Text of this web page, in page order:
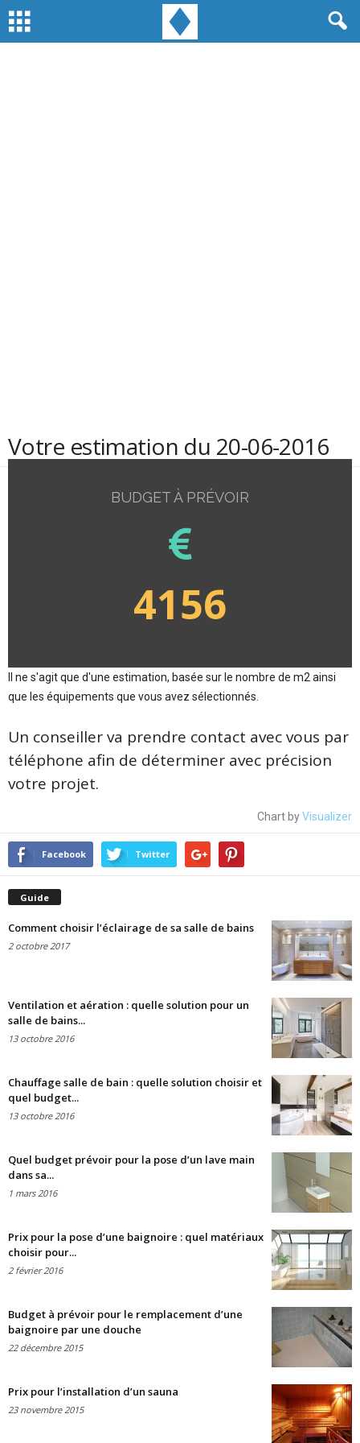
Votre estimation du 20-06-2016
BUDGET À PRÉVOIR
4156
Il ne s'agit que d'une estimation, basée sur le nombre de m2 ainsi
que les équipements que vous avez sélectionnés.
Un conseiller va prendre contact avec vous par
téléphone afin de déterminer avec précision
votre projet.
Chart byVisualizer
Facebook Twitter
Guide
Comment choisir l’éclairage de sa salle de bains
2 octobre 2017
Ventilation et aération : quelle solution pour un
salle de bains...
13 octobre 2016
Chauffage salle de bain : quelle solution choisir et
quel budget...
13 octobre 2016
Quel budget prévoir pour la pose d’un lave main
dans sa...
1 mars 2016
Prix pour la pose d’une baignoire : quel matériaux
choisir pour...
2 février 2016
Budget à prévoir pour le remplacement d’une
baignoire par une douche
22 décembre 2015
Prix pour l’installation d’un sauna
23 novembre 2015